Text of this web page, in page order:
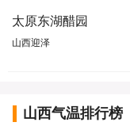
太原东湖醋园
山西迎泽
山西气温排行榜